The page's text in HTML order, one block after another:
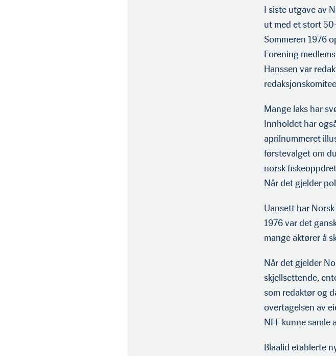
I siste utgave av
ut med et stort
Sommeren 1976
Forening
Hanssen var
Mange laks har
Innholdet har
aprilnummeret
førstevalget om
norsk
Når det gjelder
Uansett har
1976 var det
mange aktører å
Når det gjelder
skjellsettende,
som redaktør og
overtagelsen av
NFF kunne
Blaalid etablerte